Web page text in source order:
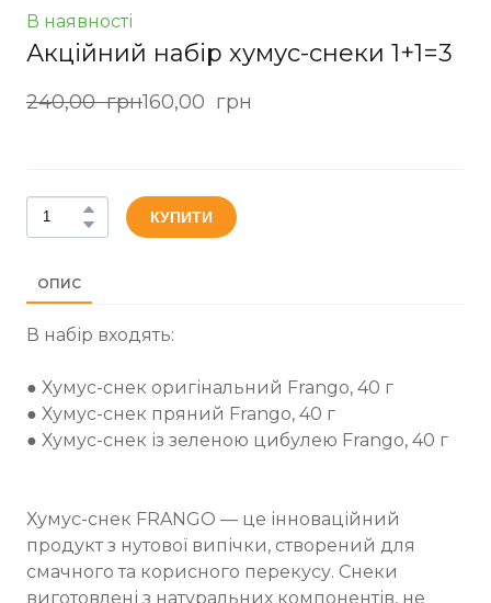
В наявності
Акційний набір хумус-снеки 1+1=3
240,00  грн160,00  грн
КУПИТИ
ОПИС
В набір входять:
● Хумус-снек оригінальний Frango, 40 г
● Хумус-снек пряний Frango, 40 г
● Хумус-снек із зеленою цибулею Frango, 40 г
Хумус-снек FRANGO — це інноваційний
продукт з нутової випічки, створений для
смачного та корисного перекусу. Снеки
виготовлені з натуральних компонентів, не